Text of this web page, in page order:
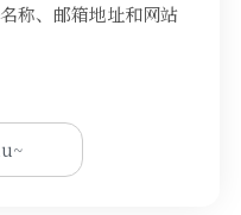
称、邮箱地址和网站